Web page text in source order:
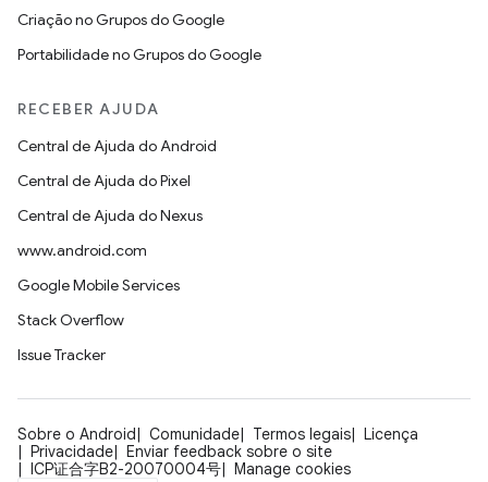
Criação no Grupos do Google
Portabilidade no Grupos do Google
RECEBER AJUDA
Central de Ajuda do Android
Central de Ajuda do Pixel
Central de Ajuda do Nexus
www.android.com
Google Mobile Services
Stack Overflow
Issue Tracker
Sobre o Android Comunidade Termos legais
Licença
Privacidade
Enviar feedback sobre o site
ICP证合字B2-20070004号
Manage cookies